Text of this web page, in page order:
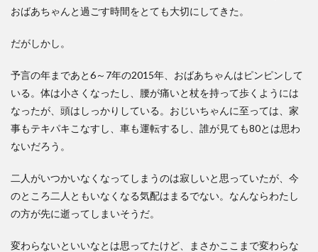
おばあちゃんと過ごす時間をとても大切にしてきた。
だがしかし。
予言の年まであと6～7年の2015年、おばあちゃんはピンピンして
いる。体は小さくなったし、腰が痛いと杖を持って歩くようには
なったが、頭はしっかりしている。おじいちゃんに至っては、家
事もテキパキこなすし、車も運転するし、誰が見ても80とは思わ
ないだろう。
二人がいつかいなくなってしまうのは寂しいと思っていたが、今
のところ二人ともいなくなる気配はまるでない。なんならわたし
の方が先に逝ってしまいそうだ。
変わらないといいなとは思ってたけど、まさかここまで変わらな